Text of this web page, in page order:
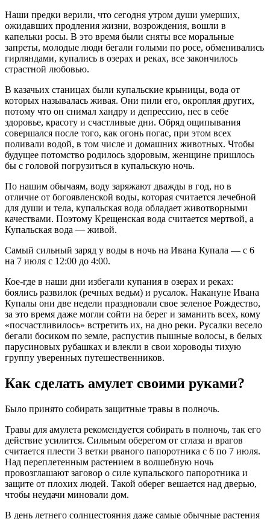
Наши предки верили, что сегодня утром души умерших,
ожидавших продления жизни, возрождения, вошли в
капельки росы. В это время были сняты все моральные
запреты, молодые люди бегали голыми по росе, обменивались
гирляндами, купались в озерах и реках, все закончилось
страстной любовью.
В казачьих станицах были купальские крыницы, вода от
которых называлась живая. Они пили его, окропляя других,
потому что он снимал хандру и депрессию, нес в себе
здоровье, красоту и счастливые дни. Обряд ощипывания
совершался после того, как огонь погас, при этом всех
поливали водой, в том числе и домашних животных. Чтобы
будущее потомство родилось здоровым, женщине пришлось
бы с головой погрузиться в купальскую ночь.
По нашим обычаям, воду заряжают дважды в год, но в
отличие от богоявленской воды, которая считается лечебной
для души и тела, купальская вода обладает животворными
качествами. Поэтому Крещенская вода считается мертвой, а
Купальская вода — живой.
Самый сильный заряд у воды в ночь на Ивана Купала — с 6
на 7 июля с 12:00 до 4:00.
Кое-где в наши дни избегали купания в озерах и реках:
боялись развилок (речных ведьм) и русалок. Накануне Ивана
Купалы они две недели праздновали свое зеленое Рождество,
за это время даже могли сойти на берег и заманить всех, кому
«посчастливилось» встретить их, на дно реки. Русалки весело
бегали босиком по земле, распустив пышные волосы, в белых
парусиновых рубашках и влекли в свои хороводы тихую
группу уверенных путешественников.
Как сделать амулет своими руками?
Было принято собирать защитные травы в полночь.
Травы для амулета рекомендуется собирать в полночь, так его
действие усилится. Сильным оберегом от сглаза и врагов
считается плести 3 ветки рваного папоротника с 6 по 7 июля.
Над переплетенным растением в волшебную ночь
провозглашают заговор о силе купальского папоротника и
защите от плохих людей. Такой оберег вешается над дверью,
чтобы неудачи миновали дом.
В день летнего солнцестояния даже самые обычные растения